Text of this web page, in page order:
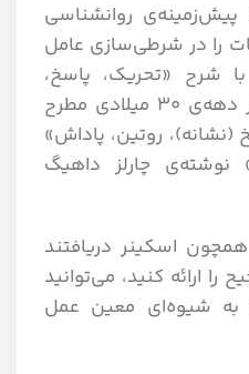
پیش‌زمینه‌ی روانشناسی
را در شرطی‌سازی عامل
شرح «تحریک، پاسخ،
پاداش» توسط اسکینر در دهه‌ی 30 میلادی مطرح
(نشانه)، روتین، پاداش»
نوشته‌ی چارلز داهیگ
اسکینر دریافتند
را ارائه کنید، می‌توانید
به شیوه‌ای معین عمل